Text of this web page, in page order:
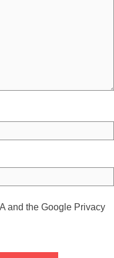
and the Google Privacy